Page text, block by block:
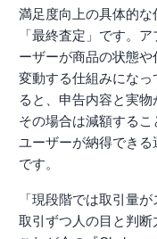
満足度向上の具体的
「最終査定」です。
ーザーが商品の状態
変動する仕組みにな
ると、申告内容と実物
その場合は減額するこ
ユーザーが納得できる
です。
「現段階では取引量
取引ずつ人の目と判断